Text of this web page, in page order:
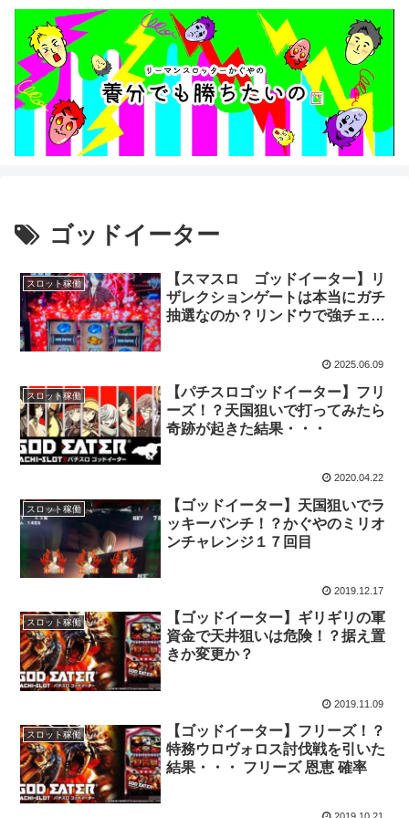
ゴッドイーター
スロット稼働
【スマスロ ゴッドイーター】リ
ザレクションゲートは本当にガチ
抽選なのか？リンドウで強チェリ
2025.06.09
スロット稼働
【パチスロゴッドイーター】フリ
ーズ！？天国狙いで打ってみたら
奇跡が起きた結果・・・
2020.04.22
スロット稼働
【ゴッドイーター】天国狙いでラ
ッキーパンチ！？かぐやのミリオ
ンチャレンジ１７回目
2019.12.17
スロット稼働
【ゴッドイーター】ギリギリの軍
資金で天井狙いは危険！？据え置
きか変更か？
2019.11.09
スロット稼働
【ゴッドイーター】フリーズ！？
特務ウロヴォロス討伐戦を引いた
結果・・・ フリーズ 恩恵 確率